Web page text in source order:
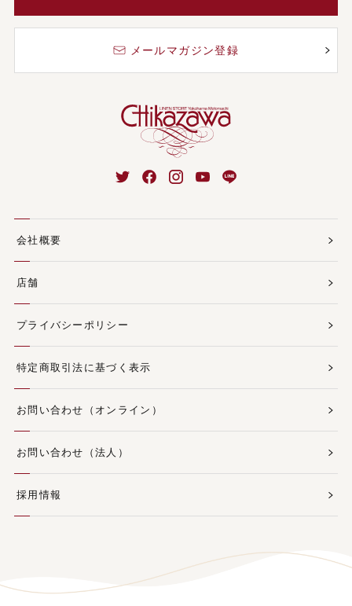
メールマガジン登録
会社概要
店舗
プライバシーポリシー
特定商取引法に基づく表示
お問い合わせ（オンライン）
お問い合わせ（法人）
採用情報